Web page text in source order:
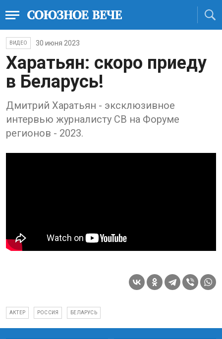
ВИДЕО 30 июня 2023
Харатьян: скоро приеду
в Беларусь!
Дмитрий Харатьян - эксклюзивное
интервью журналисту СВ на Форуме
регионов - 2023.
АКТЕР РОССИЯ БЕЛАРУСЬ